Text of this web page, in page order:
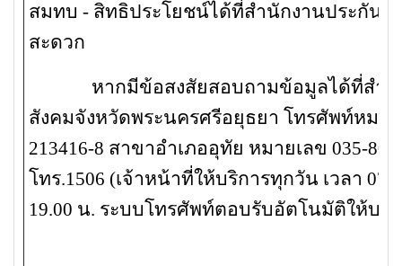
สมทบ - สิทธิประโยชน์ได้ที่สำนักงานประกันสั
สะดวก
หากมีข้อสงสัยสอบถามข้อมูลได้ที่สำนัก
สังคมจังหวัดพระนครศรีอยุธยา โทรศัพท์หมาย
213416-8 สาขาอำเภออุทัย หมายเลข 035-
โทร.1506 (เจ้าหน้าที่ให้บริการทุกวัน เวลา
19.00 น. ระบบโทรศัพท์ตอบรับอัตโนมัติให้บริ